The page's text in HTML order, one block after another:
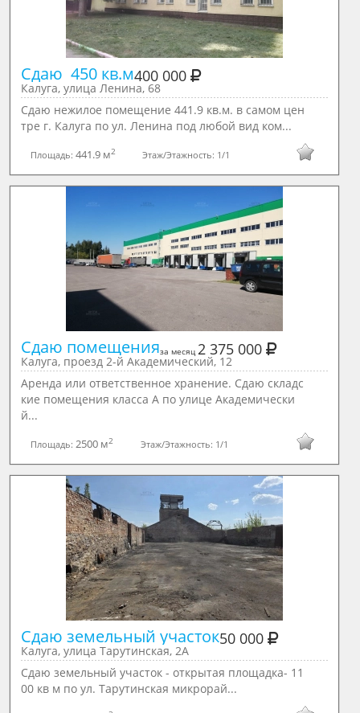
Сдаю  450 кв.м400 000
Калуга, улица Ленина, 68
Сдаю нежилое помещение 441.9 кв.м. в самом цен
тре г. Калуга по ул. Ленина под любой вид ком...
Площадь: 441.9 м2 Этаж/Этажность: 1/1
Сдаю помещенияза месяц 2 375 000
Калуга, проезд 2-й Академический, 12
Аренда или ответственное хранение. Сдаю складс
кие помещения класса А по улице Академически
й...
Площадь: 2500 м2 Этаж/Этажность: 1/1
Сдаю земельный участок50 000
Калуга, улица Тарутинская, 2А
Сдаю земельный участок - открытая площадка- 11
00 кв м по ул. Тарутинская микрорай...